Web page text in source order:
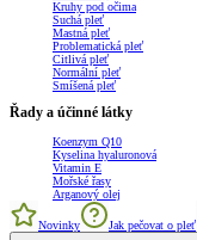
Kruhy pod očima
Suchá pleť
Mastná pleť
Problematická pleť
Citlivá pleť
Normální pleť
Smíšená pleť
Řady a účinné látky
Koenzym Q10
Kyselina hyaluronová
Vitamin E
Mořské řasy
Arganový olej
Novinky Jak pečovat o pleť